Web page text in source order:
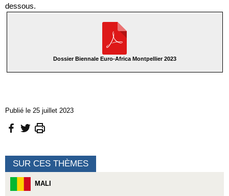
dessous.
Dossier Biennale Euro-Africa Montpellier 2023
Publié le 25 juillet 2023
SUR CES THÈMES
MALI